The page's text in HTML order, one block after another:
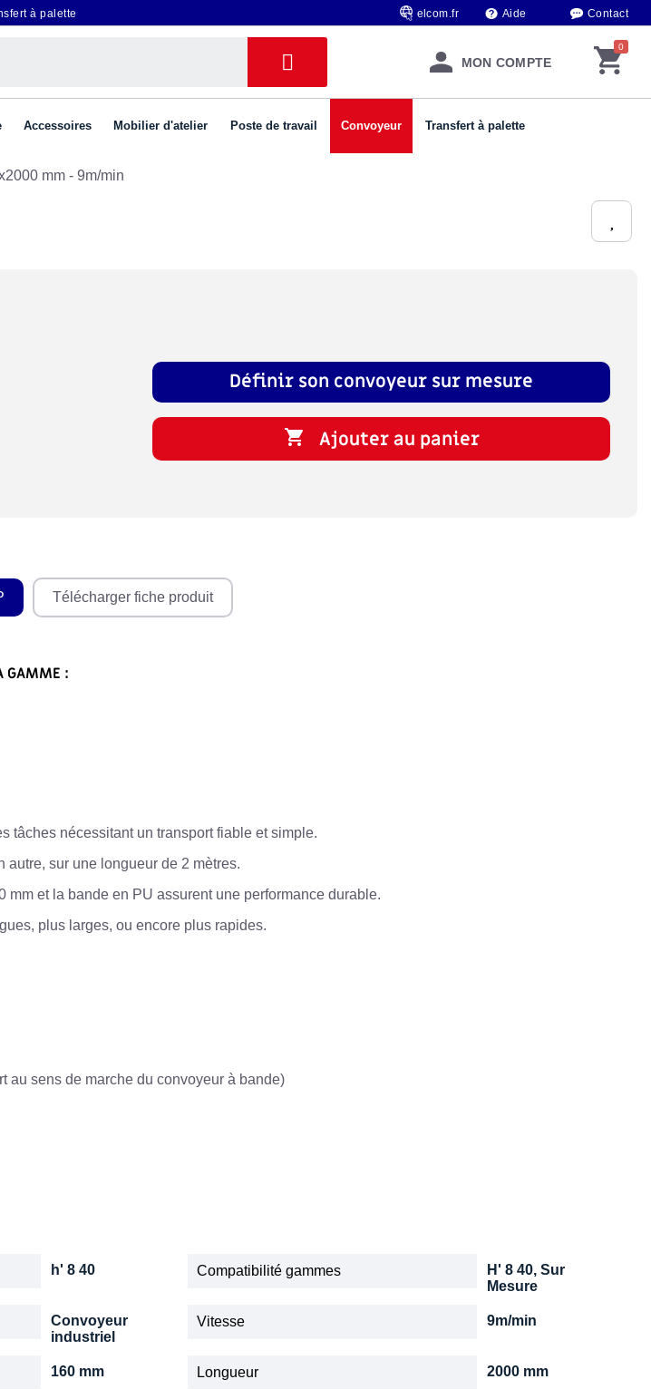
à palette elcom.fr Aide Contact
MON COMPTE
Accessoires Mobilier d'atelier Poste de travail Convoyeur Transfert à palette
mm - 9m/min
Définir son convoyeur sur mesure
 Ajouter au panier
Télécharger fiche produit
GAMME :
tâches nécessitant un transport fiable et simple.
autre, sur une longueur de 2 mètres.
mm et la bande en PU assurent une performance durable.
plus larges, ou encore plus rapides.
au sens de marche du convoyeur à bande)
h' 8 40 Compatibilité gammes
H' 8 40, Sur
Mesure
Convoyeur
industriel
Vitesse 9m/min
160 mm Longueur 2000 mm